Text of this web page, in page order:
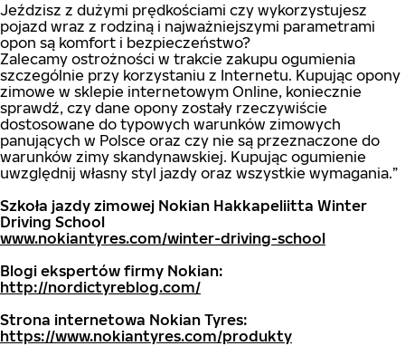
Jeździsz z dużymi prędkościami czy wykorzystujesz
pojazd wraz z rodziną i najważniejszymi parametrami
opon są komfort i bezpieczeństwo?
Zalecamy ostrożności w trakcie zakupu ogumienia
szczególnie przy korzystaniu z Internetu. Kupując opony
zimowe w sklepie internetowym Online, koniecznie
sprawdź, czy dane opony zostały rzeczywiście
dostosowane do typowych warunków zimowych
panujących w Polsce oraz czy nie są przeznaczone do
warunków zimy skandynawskiej. Kupując ogumienie
uwzględnij własny styl jazdy oraz wszystkie wymagania.”
Szkoła jazdy zimowej Nokian Hakkapeliitta Winter
Driving School
www.nokiantyres.com/winter-driving-school
Blogi ekspertów firmy Nokian:
http://nordictyreblog.com/
Strona internetowa Nokian Tyres:
https://www.nokiantyres.com/produkty